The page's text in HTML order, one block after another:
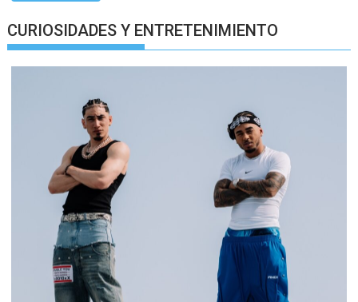
CURIOSIDADES Y ENTRETENIMIENTO